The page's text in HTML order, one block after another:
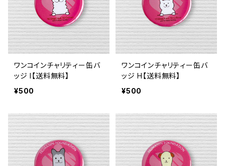
ワンコインチャリティー缶バ
ッジ I【送料無料】
¥500
ワンコインチャリティー缶バ
ッジ H【送料無料】
¥500